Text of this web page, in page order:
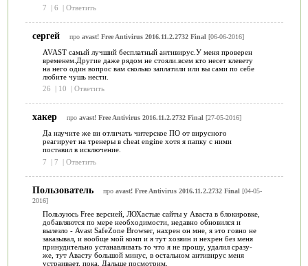
7
| 6 | Ответить
сергей про avast! Free Antivirus 2016.11.2.2732 Final [06-06-2016]
AVAST самый лучший бесплатный антивирус.У меня проверен
временем.Другие даже рядом не стояли.всем кто несет клевету
на него один вопрос вам сколько заплатили или вы сами по себе
любите чушь нести.
26
| 10 | Ответить
хакер про avast! Free Antivirus 2016.11.2.2732 Final [27-05-2016]
Да научите же ви отличать читерское ПО от вирусного
реагирует на тренеры в cheat engine хотя я папку с ними
поставил в исключение.
7
| 7 | Ответить
Пользователь про avast! Free Antivirus 2016.11.2.2732 Final [04-05-
2016]
Пользуюсь Free версией, ЛОХастые сайты у Аваста в блокировке,
добавляются по мере необходимости, недавно обновился и
вылезло - Avast SafeZone Browser, нахрен он мне, я это говно не
заказывал, и вообще мой комп и я тут хозяин и нехрен без меня
принудительно устанавливать то что я не прошу, удалил сразу-
же, тут Авасту большой минус, в остальном антивирус меня
устраивает, пока. Дальше посмотрим.